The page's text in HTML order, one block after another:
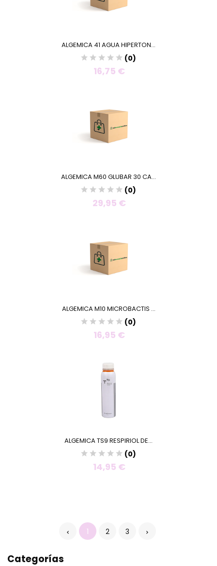
Categorías
ALGEMICA 41 AGUA HIPERTON...
(0)
16,75 €
ALGEMICA M60 GLUBAR 30 CA...
(0)
29,95 €
ALGEMICA M10 MICROBACTIS ...
(0)
16,95 €
ALGEMICA TS9 RESPIRIOL DE...
(0)
14,95 €
1 2 3